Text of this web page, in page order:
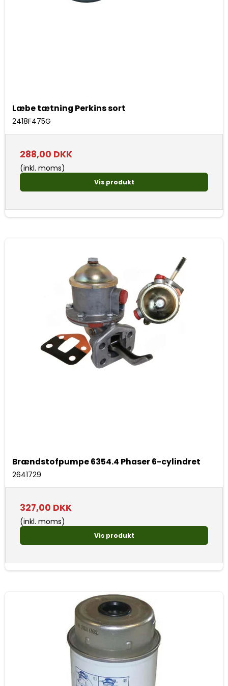
Læbe tætning Perkins sort
2418F475G
288,00 DKK
(inkl. moms)
Vis produkt
Brændstofpumpe 6354.4 Phaser 6-cylindret
2641729
327,00 DKK
(inkl. moms)
Vis produkt